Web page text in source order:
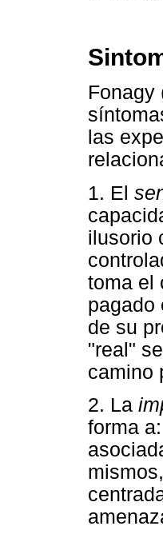
Fonagy
las
1. El
ilusorio
toma el
pagado
de su
"real"
camino
2. La
forma